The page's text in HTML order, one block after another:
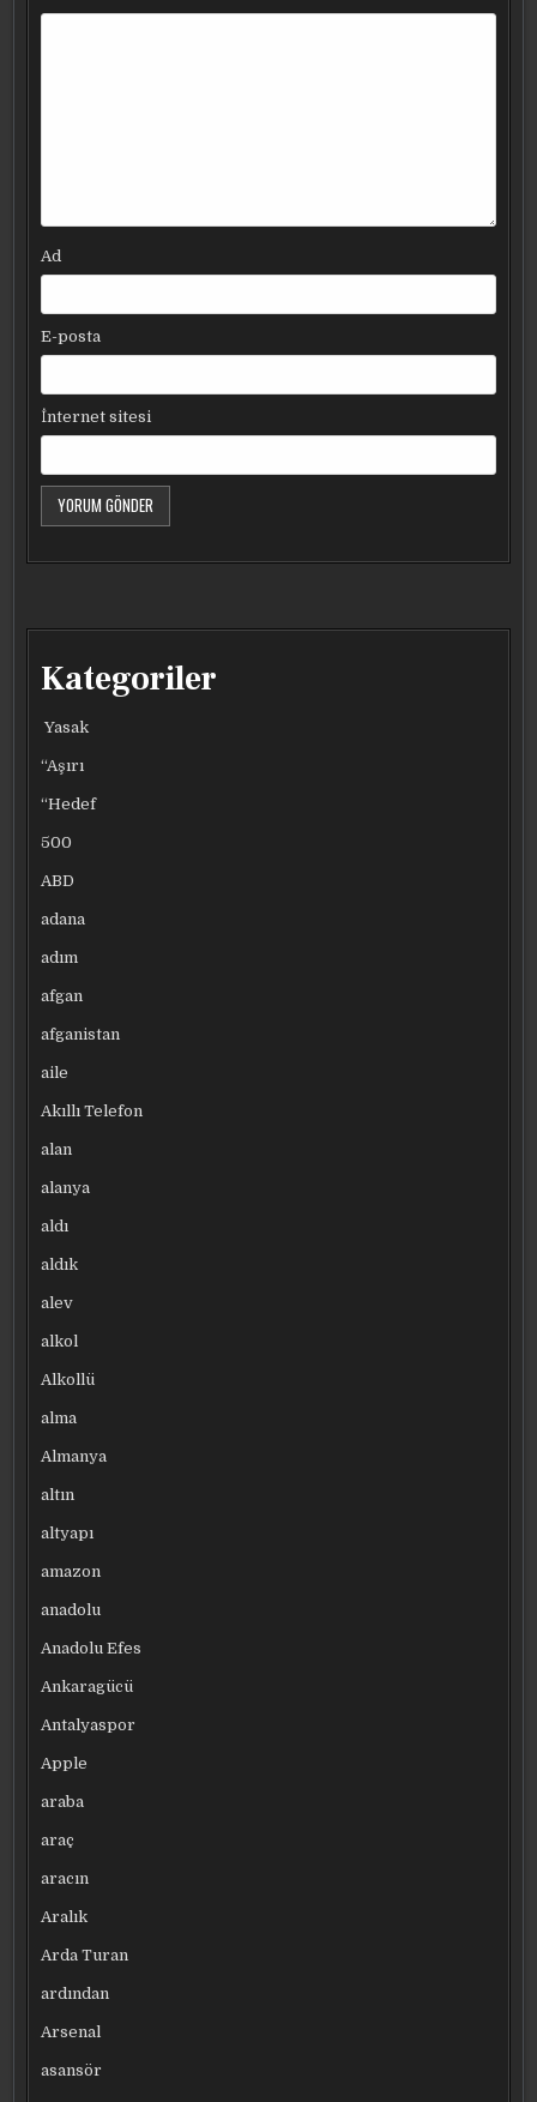
Ad
E-posta
İnternet sitesi
Kategoriler
Yasak
“Aşırı
“Hedef
500
ABD
adana
adım
afgan
afganistan
aile
Akıllı Telefon
alan
alanya
aldı
aldık
alev
alkol
Alkollü
alma
Almanya
altın
altyapı
amazon
anadolu
Anadolu Efes
Ankaragücü
Antalyaspor
Apple
araba
araç
aracın
Aralık
Arda Turan
ardından
Arsenal
asansör